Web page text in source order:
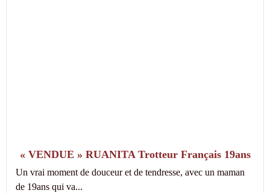
« VENDUE » RUANITA Trotteur Français 19ans
Un vrai moment de douceur et de tendresse, avec un maman
de 19ans qui va...